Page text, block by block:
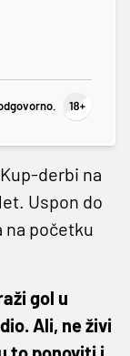
derbi na
Uspon do
na početku
gol u
Ali, ne živi